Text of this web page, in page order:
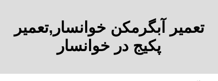
تعمیر آبگرمکن خوانسار,تعمیر
پکیج در خوانسار